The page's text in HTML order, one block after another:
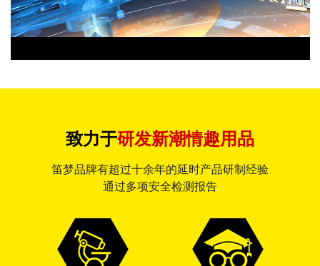
致力于研发新潮情趣用品
笛梦品牌有超过十余年的延时产品研制经验
通过多项安全检测报告